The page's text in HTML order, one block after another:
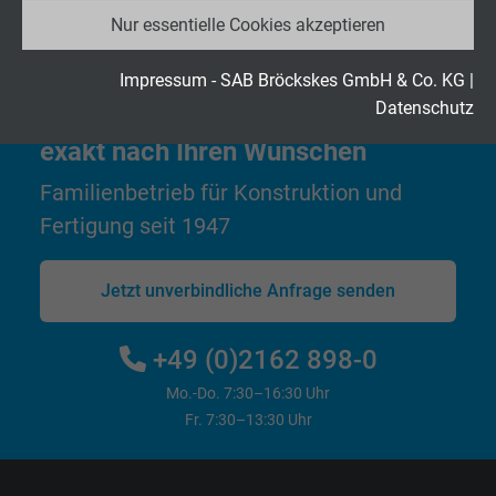
Google LLC
2 Jahre
Zweck
Erzeugt statistische Daten darüber, wie der
Besucher die Website nutzt.
Google LLC
1 Tag
Cookie von Google für Website-Analysen.
Besucher die Website nutzt.
Nur essentielle Cookies akzeptieren
Impressum - SAB Bröckskes GmbH & Co. KG |
Datenschutz
Hochflexible Kabel & Leitungen
exakt nach Ihren Wünschen
Familienbetrieb für Konstruktion und
Fertigung seit 1947
Jetzt unverbindliche Anfrage senden
+49 (0)2162 898-0
Mo.-Do. 7:30–16:30 Uhr
Fr. 7:30–13:30 Uhr